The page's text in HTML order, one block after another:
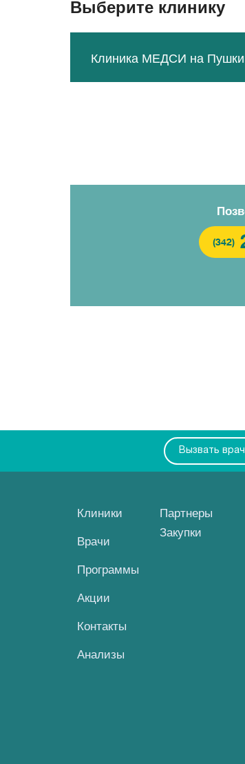
Выберите клинику
Клиника МЕДСИ на
(342)
Вызвать
Клиники
Врачи
Программы
Акции
Контакты
Анализы
Партнеры
Закупки